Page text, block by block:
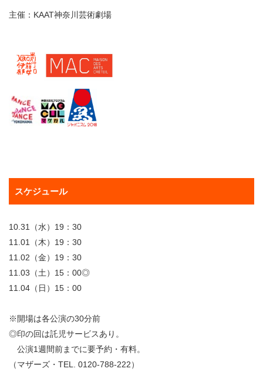
主催：KAAT神奈川芸術劇場
スケジュール
10.31（水）19：30
11.01（木）19：30
11.02（金）19：30
11.03（土）15：00◎
11.04（日）15：00
※開場は各公演の30分前
◎印の回は託児サービスあり。
公演1週間前までに要予約・有料。
（マザーズ・TEL. 0120-788-222）